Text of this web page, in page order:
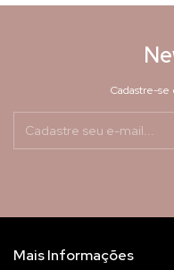
Cadastre-se
Mais Informações